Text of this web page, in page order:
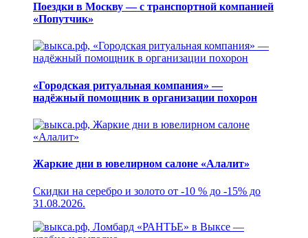
Поездки в Москву — с транспортной компанией
«Попутчик»
«Городская ритуальная компания» —
надёжный помощник в организации похорон
Жаркие дни в ювелирном салоне «Алалит»
Скидки на серебро и золото от -10 % до -15% до
31.08.2026.